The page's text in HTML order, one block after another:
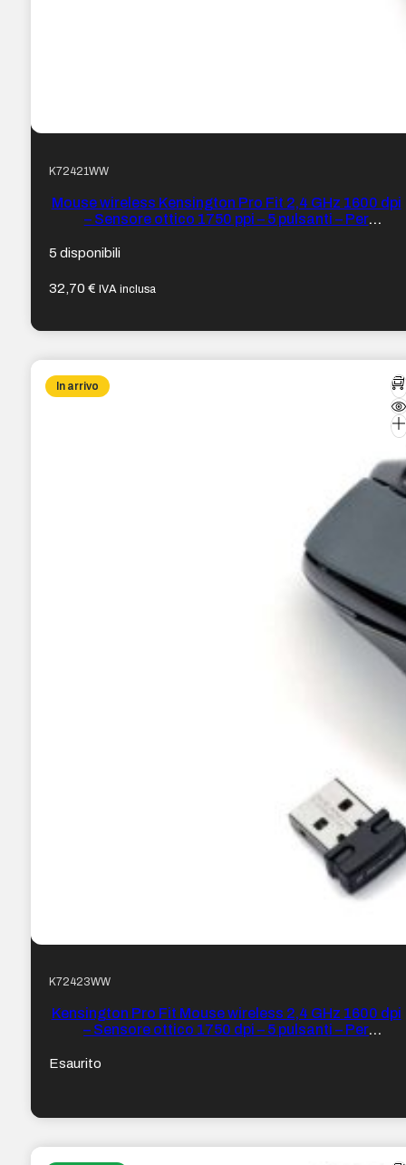
K72421WW
Mouse wireless Kensington Pro Fit 2,4 GHz 1600 dpi
– Sensore ottico 1750 ppi – 5 pulsanti – Per
5 disponibili
32,70€ IVA inclusa
In arrivo
K72423WW
Kensington Pro Fit Mouse wireless 2,4 GHz 1600 dpi
– Sensore ottico 1750 dpi – 5 pulsanti – Per
Esaurito